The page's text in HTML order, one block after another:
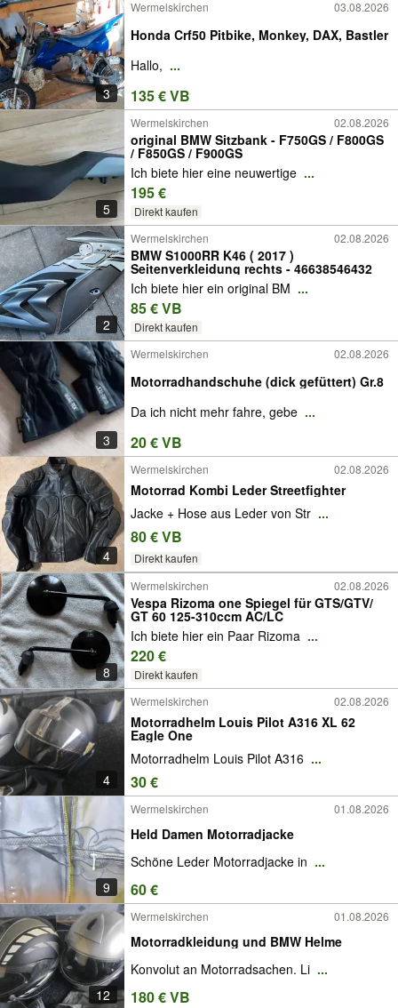
3
Wermelskirchen 03.08.2026
Honda Crf50 Pitbike, Monkey, DAX, Bastler
Hallo, ...
135 € VB
5
Wermelskirchen 02.08.2026
original BMW Sitzbank - F750GS / F800GS
/ F850GS / F900GS
Ich biete hier eine neuwertige ...
195 €
Direkt kaufen
2
Wermelskirchen 02.08.2026
BMW S1000RR K46 ( 2017 )
Seitenverkleidung rechts - 46638546432
Ich biete hier ein original BM ...
85 € VB
Direkt kaufen
3
Wermelskirchen 02.08.2026
Motorradhandschuhe (dick gefüttert) Gr.8
Da ich nicht mehr fahre, gebe ...
20 € VB
4
Wermelskirchen 02.08.2026
Motorrad Kombi Leder Streetfighter
Jacke + Hose aus Leder von Str ...
80 € VB
Direkt kaufen
8
Wermelskirchen 02.08.2026
Vespa Rizoma one Spiegel für GTS/​GTV/​
GT 60 125-310ccm AC/​LC
Ich biete hier ein Paar Rizoma ...
220 €
Direkt kaufen
4
Wermelskirchen 02.08.2026
Motorradhelm Louis Pilot A316 XL 62
Eagle One
Motorradhelm Louis Pilot A316 ...
30 €
9
Wermelskirchen 01.08.2026
Held Damen Motorradjacke
Schöne Leder Motorradjacke in ...
60 €
12
Wermelskirchen 01.08.2026
Motorradkleidung und BMW Helme
Konvolut an Motorradsachen. Li ...
180 € VB